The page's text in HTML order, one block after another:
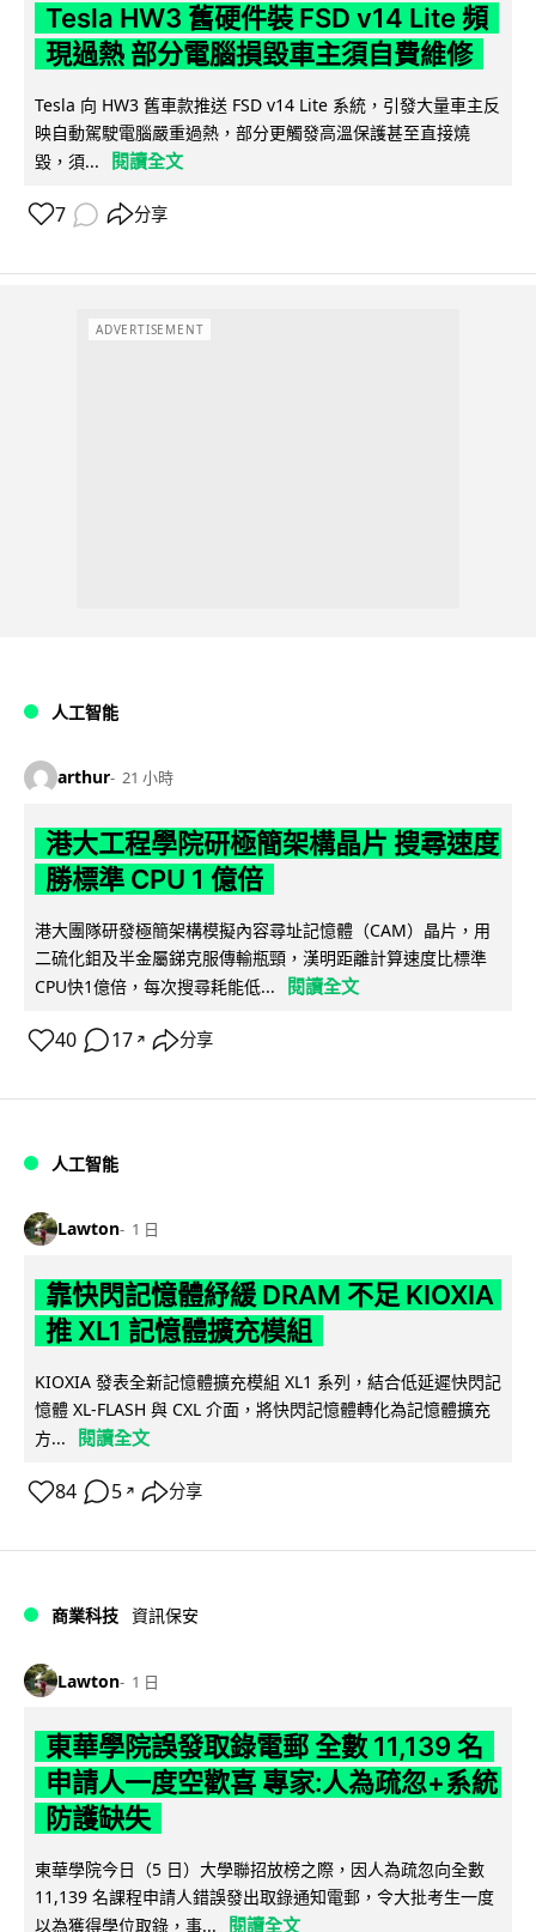
Tesla HW3 舊硬件裝 FSD v14 Lite 頻
現過熱 部分電腦損毀車主須自費維修
Tesla 向 HW3 舊車款推送 FSD v14 Lite 系統，引發大量車主反
映自動駕駛電腦嚴重過熱，部分更觸發高溫保護甚至直接燒
毀，須...
閱讀全文
7 分享
ADVERTISEMENT
人工智能
arthur 21 小時
港大工程學院研極簡架構晶片 搜尋速度
勝標準 CPU 1 億倍
港大團隊研發極簡架構模擬內容尋址記憶體（CAM）晶片，用
二硫化鉬及半金屬銻克服傳輸瓶頸，漢明距離計算速度比標準
CPU快1億倍，每次搜尋耗能低...
閱讀全文
40 17 ↗ 分享
人工智能
Lawton 1 日
靠快閃記憶體紓緩 DRAM 不足 KIOXIA
推 XL1 記憶體擴充模組
KIOXIA 發表全新記憶體擴充模組 XL1 系列，結合低延遲快閃記
憶體 XL-FLASH 與 CXL 介面，將快閃記憶體轉化為記憶體擴充
方...
閱讀全文
84 5 ↗ 分享
商業科技 資訊保安
Lawton 1 日
東華學院誤發取錄電郵 全數 11,139 名
申請人一度空歡喜 專家:人為疏忽+系統
防護缺失
東華學院今日（5 日）大學聯招放榜之際，因人為疏忽向全數
11,139 名課程申請人錯誤發出取錄通知電郵，令大批考生一度
以為獲得學位取錄，事...
閱讀全文